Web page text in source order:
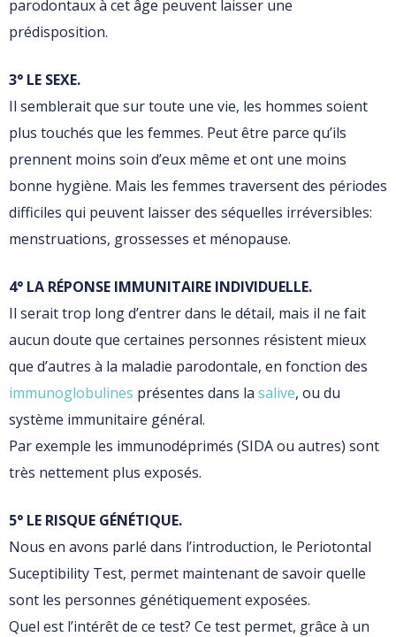
parodontaux à cet âge peuvent laisser une
prédisposition.
3° LE SEXE.
Il semblerait que sur toute une vie, les hommes soient
plus touchés que les femmes. Peut être parce qu’ils
prennent moins soin d’eux même et ont une moins
bonne hygiène. Mais les femmes traversent des périodes
difficiles qui peuvent laisser des séquelles irréversibles:
menstruations, grossesses et ménopause.
4° LA RÉPONSE IMMUNITAIRE INDIVIDUELLE.
Il serait trop long d’entrer dans le détail, mais il ne fait
aucun doute que certaines personnes résistent mieux
que d’autres à la maladie parodontale, en fonction des
immunoglobulines présentes dans la salive, ou du
système immunitaire général.
Par exemple les immunodéprimés (SIDA ou autres) sont
très nettement plus exposés.
5° LE RISQUE GÉNÉTIQUE.
Nous en avons parlé dans l’introduction, le Periotontal
Suceptibility Test, permet maintenant de savoir quelle
sont les personnes génétiquement exposées.
Quel est l’intérêt de ce test? Ce test permet, grâce à un